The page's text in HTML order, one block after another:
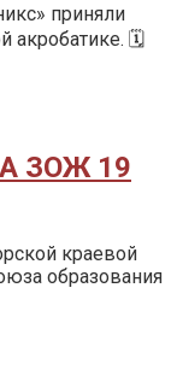
приняли
акробатике. 🗓️
ЗОЖ 19
краевой
образования